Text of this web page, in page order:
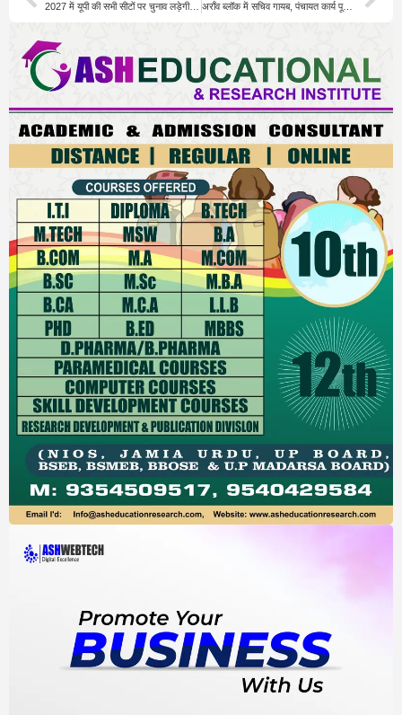
2027 में यूपी की सभी सीटों पर चुनाव लड़ेगी नई पार्टी अराँव ब्लॉक में सचिव गायब, पंचायत कार्य पूरी तरह ठप